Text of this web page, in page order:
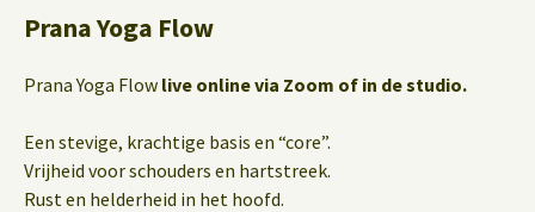
Prana Yoga Flow
Prana Yoga Flow live online via Zoom of in de studio.
Een stevige, krachtige basis en “core”.
Vrijheid voor schouders en hartstreek.
Rust en helderheid in het hoofd.